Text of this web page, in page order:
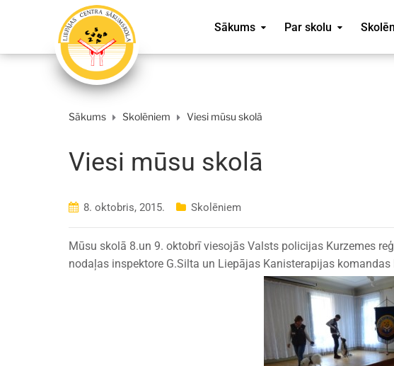
Sākums Par skolu
Sākums Skolēniem Viesi mūsu skolā
Viesi mūsu skolā
8. oktobris, 2015. Skolēniem
Mūsu skolā 8.un 9. oktobrī viesojās Valsts policijas Kurzemes
nodaļas inspektore G.Silta un Liepājas Kanisterapijas